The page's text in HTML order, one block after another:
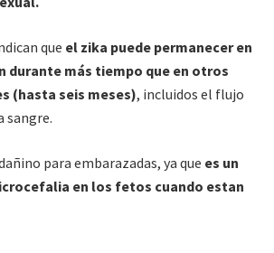
que el zika puede permanecer en
durante más tiempo que en otros
(hasta seis meses), incluidos el flujo
sangre.
para embarazadas, ya que es un
en los fetos cuando estan